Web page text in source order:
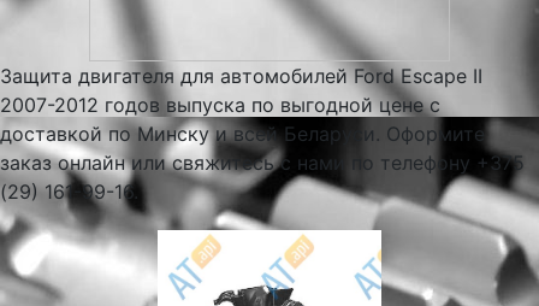
Защита двигателя для автомобилей Ford Escape II
2007-2012 годов выпуска по выгодной цене с
доставкой по Минску и всей Беларуси. Оформите
заказ онлайн или свяжитесь с нами по телефону +375
(29) 161-99-16.